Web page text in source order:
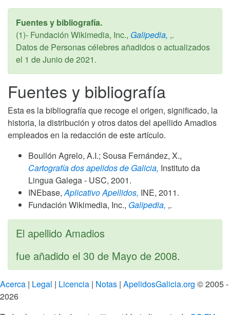
Fuentes y bibliografía.
(1)- Fundación Wikimedia, Inc., Galipedia, ,.
Datos de Personas célebres añadidos o actualizados
el 1 de Junio de 2021.
Fuentes y bibliografía
Esta es la bibliografía que recoge el origen, significado, la
historia, la distribución y otros datos del apellido Amadios
empleados en la redacción de este artículo.
Boullón Agrelo, A.I.; Sousa Fernández, X.,
Cartografía dos apelidos de Galicia, Instituto da
Lingua Galega - USC, 2001.
INEbase,Aplicativo Apellidos, INE, 2011.
Fundación Wikimedia, Inc., Galipedia, ,.
El apellido Amadios
fue añadido el 30 de Mayo de 2008.
Acerca | Legal | Licencia | Notas | ApelidosGalicia.org © 2005 -
2026